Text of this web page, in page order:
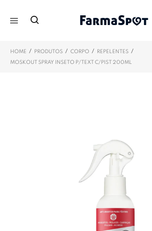
HOME / PRODUTOS / CORPO / REPELENTES /
MOSKOUT SPRAY INSETO P/TEXT C/PIST 200ML